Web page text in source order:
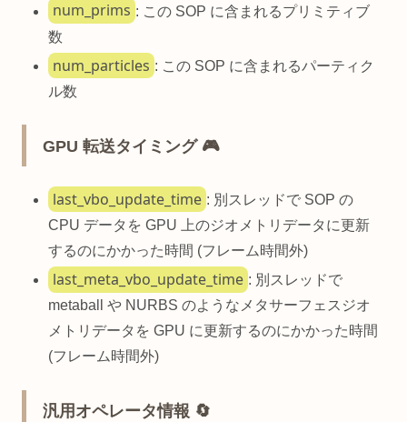
num_prims : この SOP に含まれるプリミティブ
数
num_particles : この SOP に含まれるパーティク
ル数
GPU 転送タイミング 🎮
last_vbo_update_time : 別スレッドで SOP の
CPU データを GPU 上のジオメトリデータに更新
するのにかかった時間 (フレーム時間外)
last_meta_vbo_update_time : 別スレッドで
metaball や NURBS のようなメタサーフェスジオ
メトリデータを GPU に更新するのにかかった時間
(フレーム時間外)
汎用オペレータ情報 🔄